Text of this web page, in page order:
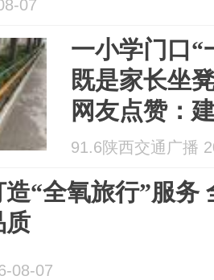
07
一小学门口“
既是家长坐
网友点赞：
91.6陕西交通广播
“全氧旅行”服务
质
08-07